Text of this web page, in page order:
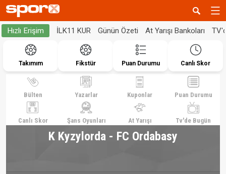
Hızlı Erişim İLK11 KUR Günün Özeti At Yarışı Bankoları
Takımım Fikstür Puan Durumu Canlı Skor
Bülten Yazarlar Kuponlar Puan Durumu
Canlı Skor Şans Oyunları At Yarışı Tv'de Bugün
K Kyzylorda - FC Ordabasy